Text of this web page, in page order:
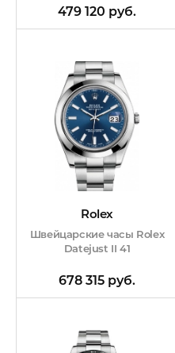
479 120 руб.
Rolex
Швейцарские часы Rolex
Datejust II 41
678 315 руб.